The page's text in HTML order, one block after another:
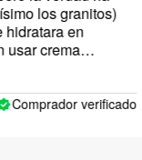
los granitos)
en
crema
un pocoverificado